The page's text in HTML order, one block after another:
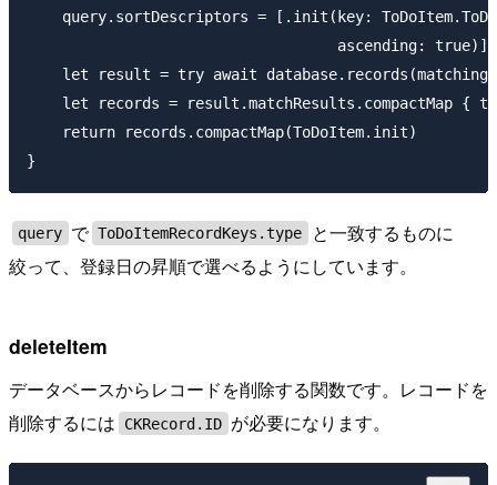
query.sortDescriptors = [.init(key:
                                   ascending: true)]
let result = try await
let records = result.matchResults.compactMap {
    return records.compactMap(ToDoItem.init)
query で ToDoItemRecordKeys.type
と一致するものに
絞って、登録日の昇順で選べるようにしています。
deleteItem
データベースからレコードを削除する関数です。レコードを
削除するには
CKRecord.ID が必要になります。